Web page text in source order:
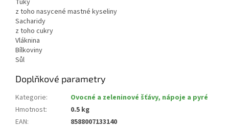
Tuky
z toho nasycené mastné kyseliny
Sacharidy
z toho cukry
Vláknina
Bílkoviny
Sůl
Doplňkové parametry
Kategorie:
Ovocné a zeleninové šťávy, nápoje a pyré
Hmotnost:
0.5 kg
EAN: 8588007133140